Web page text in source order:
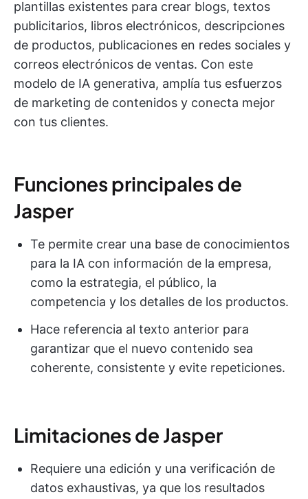
plantillas existentes para crear blogs, textos
publicitarios, libros electrónicos, descripciones
de productos, publicaciones en redes sociales y
correos electrónicos de ventas. Con este
modelo de IA generativa, amplía tus esfuerzos
de marketing de contenidos y conecta mejor
con tus clientes.
Funciones principales de
Jasper
Te permite crear una base de conocimientos
para la IA con información de la empresa,
como la estrategia, el público, la
competencia y los detalles de los productos.
Hace referencia al texto anterior para
garantizar que el nuevo contenido sea
coherente, consistente y evite repeticiones.
Limitaciones de Jasper
Requiere una edición y una verificación de
datos exhaustivas, ya que los resultados